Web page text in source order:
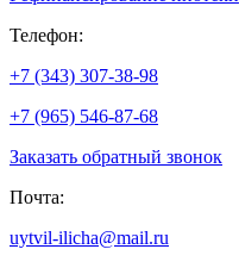
Телефон:
+7 (343) 307-38-98
+7 (965) 546-87-68
Заказать обратный звонок
Почта:
uytvil-ilicha@mail.ru